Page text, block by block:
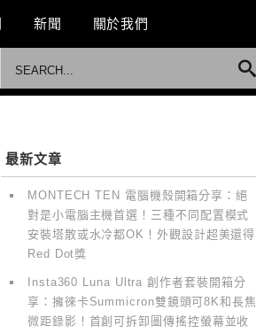
新聞 關於我們
最新文章
MONTECH TEN 電腦機殼開箱分享：絕
對是小電腦主機首選！三種不同配置模式
安裝塔散或水冷都OK！外觀設計超美還得
Red Dot獎
Insta360 Luna Ultra 創作者套裝開箱分
享：擁徠卡Summicron雙鏡頭可8K和長焦
微距錄影！首創可拆卸圖傳搖控螢幕並收